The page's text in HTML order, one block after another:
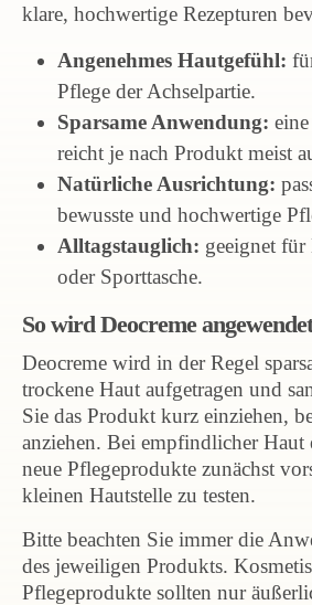
klare, hochwertige Rezepturen
Angenehmes Hautgefühl:
Pflege der Achselpartie.
Sparsame Anwendung:
reicht je nach Produkt meist
Natürliche Ausrichtung:
bewusste und hochwertige
Alltagstauglich: geeignet
oder Sporttasche.
So wird Deocreme angewendet
Deocreme wird in der Regel
trockene Haut aufgetragen und
Sie das Produkt kurz einziehen,
anziehen. Bei empfindlicher Haut
neue Pflegeprodukte zunächst
kleinen Hautstelle zu testen.
Bitte beachten Sie immer die
des jeweiligen Produkts.
Pflegeprodukte sollten nur